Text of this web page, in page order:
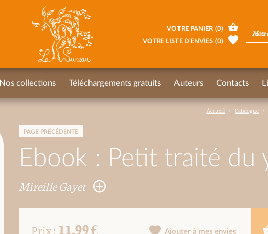
Accueil Catalogue
PAGE PRÉCÉDENTE
Ebook : Petit traité du
Mireille Gayet
Prix : 11,99 € Ajouter à mes envies
VOTRE PANIER (0)
VOTRE LISTE D’ENVIES (0)
Nos collections Téléchargements gratuits Auteurs Contacts